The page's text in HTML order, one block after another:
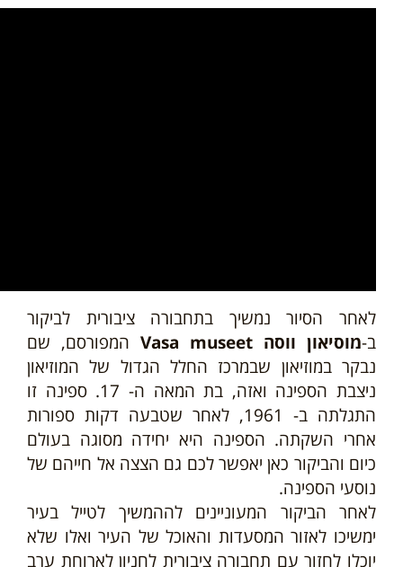
לאחר הסיור נמשיך בתחבורה ציבורית לביקור
ב-מוסיאון ווסה Vasa museet
המפורסם, שם
נבקר במוזיאון שבמרכז החלל הגדול של המוזיאון
ניצבת הספינה ואזה, בת המאה ה- 17. ספינה זו
התגלתה ב- 1961, לאחר שטבעה דקות ספורות
אחרי השקתה. הספינה היא יחידה מסוגה בעולם
כיום והביקור כאן יאפשר לכם גם הצצה אל חייהם של
נוסעי הספינה.
לאחר הביקור המעוניינים לההמשיך לטייל בעיר
ימשיכו לאזור המסעדות והאוכל של העיר ואלו שלא
יוכלו לחזור עם תחבורה ציבורית לחניוןלארוחת ערב